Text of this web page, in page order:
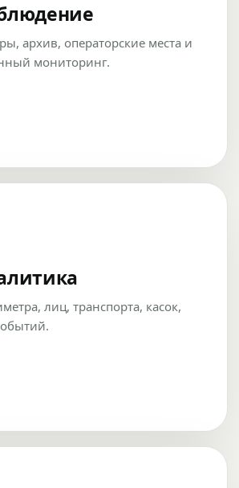
архив, операторские места и
мониторинг.
лиц, транспорта, касок,